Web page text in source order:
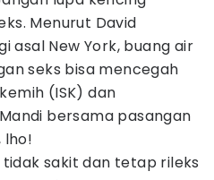
Menurut David
asal New York, buang air
seks bisa mencegah
(ISK) dan
bersama pasangan
lho!
sakit dan tetap rileks